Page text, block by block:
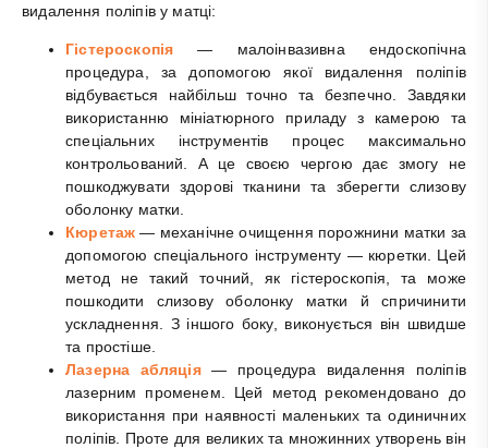
видалення поліпів у матці:
Гістероскопія — малоінвазивна ендоскопічна
процедура, за допомогою якої видалення поліпів
відбувається найбільш точно та безпечно. Завдяки
використанню мініатюрного приладу з камерою та
спеціальних інструментів процес максимально
контрольований. А це своєю чергою дає змогу не
пошкоджувати здорові тканини та зберегти слизову
оболонку матки.
Кюретаж — механічне очищення порожнини матки за
допомогою спеціального інструменту — кюретки. Цей
метод не такий точний, як гістероскопія, та може
пошкодити слизову оболонку матки й спричинити
ускладнення. З іншого боку, виконується він швидше
та простіше.
Лазерна абляція— процедура видалення поліпів
лазерним променем. Цей метод рекомендовано до
використання при наявності маленьких та одиничних
поліпів. Проте для великих та множинних утворень він